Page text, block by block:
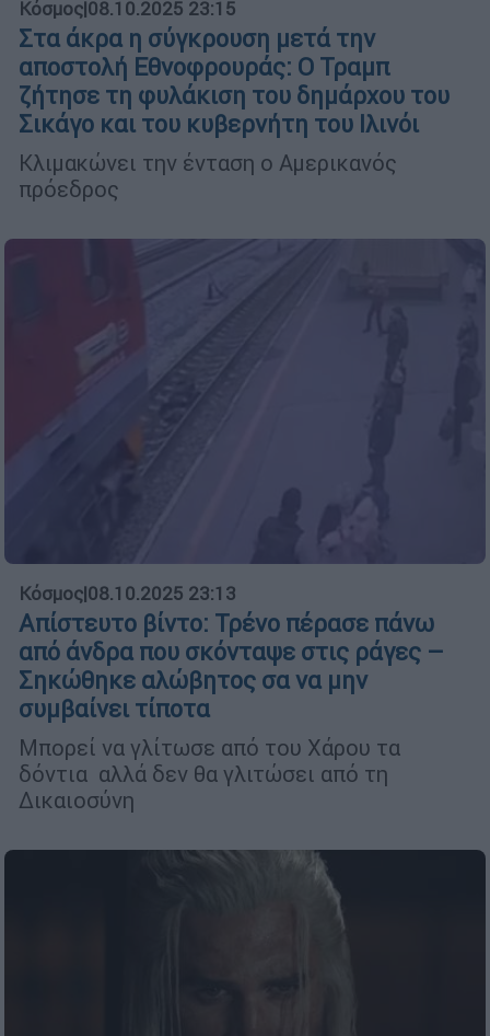
Κόσμος|08.10.2025 23:15
Στα άκρα η σύγκρουση μετά την
αποστολή Εθνοφρουράς: Ο Τραμπ
ζήτησε τη φυλάκιση του δημάρχου του
Σικάγο και του κυβερνήτη του Ιλινόι
Κλιμακώνει την ένταση ο Αμερικανός
πρόεδρος
Κόσμος|08.10.2025 23:13
Απίστευτο βίντο: Τρένο πέρασε πάνω
από άνδρα που σκόνταψε στις ράγες –
Σηκώθηκε αλώβητος σα να μην
συμβαίνει τίποτα
Μπορεί να γλίτωσε από του Χάρου τα
δόντια αλλά δεν θα γλιτώσει από τη
Δικαιοσύνη